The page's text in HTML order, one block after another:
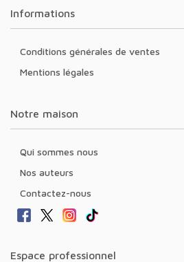
Informations
Conditions générales de ventes
Mentions légales
Notre maison
Qui sommes nous
Nos auteurs
Contactez-nous
Espace professionnel